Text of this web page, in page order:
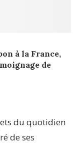
à la France,
de
du quotidien
de ses